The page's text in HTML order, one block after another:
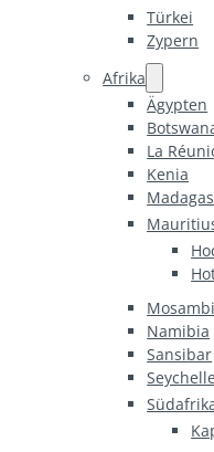
Türkei
Zypern
Afrika
Ägypten
La
Kenia
Namibia
Sansibar